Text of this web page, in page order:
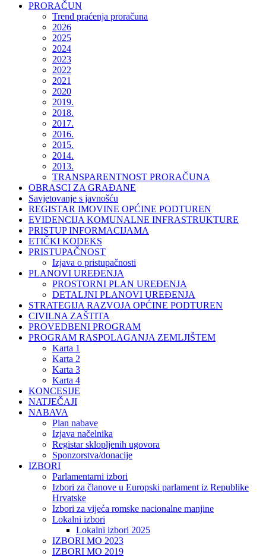
PRORAČUN
Trend praćenja proračuna
2026
2025
2024
2023
2022
2021
2020
2019.
2018.
2017.
2016.
2015.
2014.
2013.
TRANSPARENTNOST PRORAČUNA
OBRASCI ZA GRAĐANE
Savjetovanje s javnošću
REGISTAR IMOVINE OPĆINE PODTUREN
EVIDENCIJA KOMUNALNE INFRASTRUKTURE
PRISTUP INFORMACIJAMA
ETIČKI KODEKS
PRISTUPAČNOST
Izjava o pristupačnosti
PLANOVI UREĐENJA
PROSTORNI PLAN UREĐENJA
DETALJNI PLANOVI UREĐENJA
STRATEGIJA RAZVOJA OPĆINE PODTUREN
CIVILNA ZAŠTITA
PROVEDBENI PROGRAM
PROGRAM RASPOLAGANJA ZEMLJIŠTEM
Karta 1
Karta 2
Karta 3
Karta 4
KONCESIJE
NATJEČAJI
NABAVA
Plan nabave
Izjava načelnika
Registar sklopljenih ugovora
Sponzorstva/donacije
IZBORI
Parlamentarni izbori
Izbori za članove u Europski parlament iz Republike
Hrvatske
Izbori za vijeća romske nacionalne manjine
Lokalni izbori
Lokalni izbori 2025
IZBORI MO 2023
IZBORI MO 2019